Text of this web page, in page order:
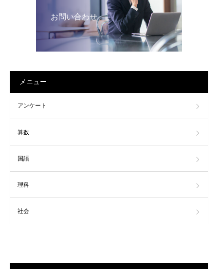
お問い合わせ
メニュー
アンケート
算数
国語
理科
社会